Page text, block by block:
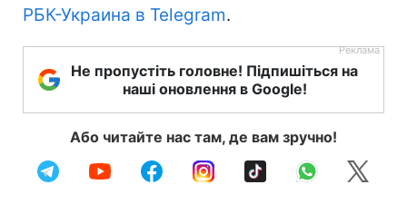
РБК-Украина в Telegram.
Не пропустіть головне! Підпишіться на
наші оновлення в Google!
Або читайте нас там, де вам зручно!